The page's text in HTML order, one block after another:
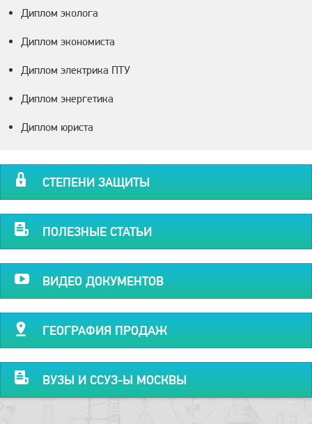
Диплом эколога
Диплом экономиста
Диплом электрика ПТУ
Диплом энергетика
Диплом юриста
СТЕПЕНИ ЗАЩИТЫ
ПОЛЕЗНЫЕ СТАТЬИ
ВИДЕО ДОКУМЕНТОВ
ГЕОГРАФИЯ ПРОДАЖ
ВУЗЫ И ССУЗ-Ы МОСКВЫ